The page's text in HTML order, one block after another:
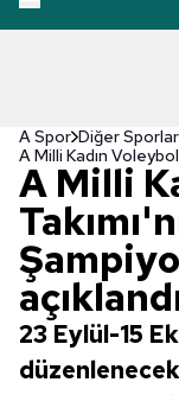
A Spor Diğer
A Milli
23 Eylül-15